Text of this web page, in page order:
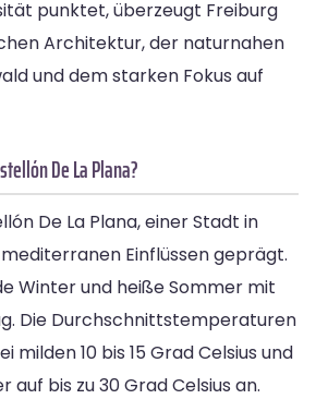
punktet, überzeugt Freiburg
Architektur, der naturnahen
und dem starken Fokus auf
De La Plana?
De La Plana, einer Stadt in
Einflüssen geprägt.
Winter und heiße Sommer mit
Die Durchschnittstemperaturen
milden 10 bis 15 Grad Celsius und
auf bis zu 30 Grad Celsius an.